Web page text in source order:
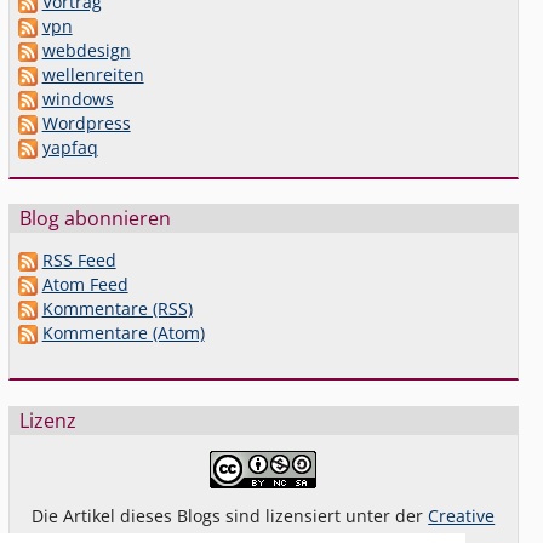
vpn
webdesign
wellenreiten
windows
Wordpress
yapfaq
Blog abonnieren
RSS Feed
Atom Feed
Kommentare (RSS)
Kommentare (Atom)
Lizenz
Die Artikel dieses Blogs sind lizensiert unter derCreative